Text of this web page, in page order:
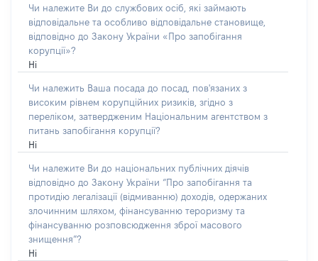
Чи належите Ви до службових осіб, які займають
відповідальне та особливо відповідальне становище,
відповідно до Закону України «Про запобігання
корупції»?
Ні
Чи належить Ваша посада до посад, пов'язаних з
високим рівнем корупційних ризиків, згідно з
переліком, затвердженим Національним агентством з
питань запобігання корупції?
Ні
Чи належите Ви до національних публічних діячів
відповідно до Закону України “Про запобігання та
протидію легалізації (відмиванню) доходів, одержаних
злочинним шляхом, фінансуванню тероризму та
фінансуванню розповсюдження зброї масового
знищення”?
Ні